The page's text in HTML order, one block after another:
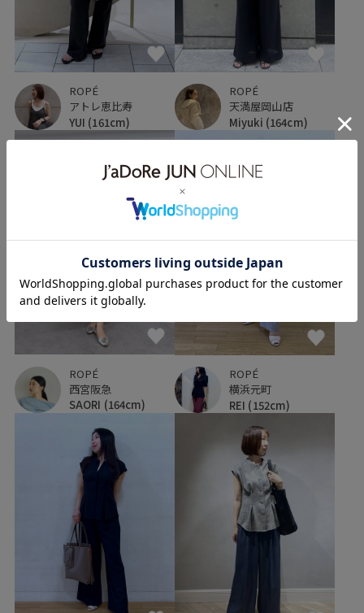
ROPÉ
アトレ恵比寿
YUI (161cm)
ROPÉ
天満屋岡山店
Miyuki (164cm)
ROPÉ
西宮阪急
SAORI (164cm)
ROPÉ
横浜元町
REI (152cm)